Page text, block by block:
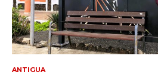
ANTIGUA